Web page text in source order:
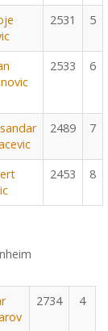
2531 5
2533 6
2489 7
2453 8
2734 4